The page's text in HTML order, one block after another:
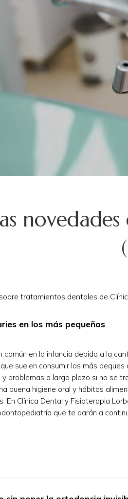
tratamientos dentales de
en los más pequeños
común en la infancia debido a la
suelen consumir los más peques
problemas a largo plazo si no se
buena higiene oral y hábitos
En Clínica Dental y Fisioterapia
que te darán a